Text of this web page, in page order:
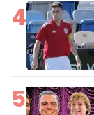
4
5